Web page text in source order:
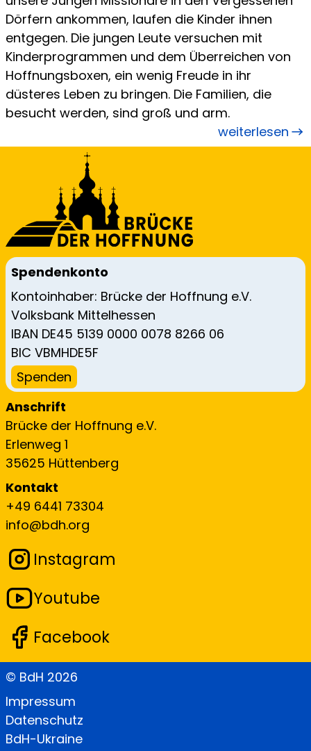
Dörfern ankommen, laufen die Kinder ihnen
entgegen. Die jungen Leute versuchen mit
Kinderprogrammen und dem Überreichen von
Hoffnungsboxen, ein wenig Freude in ihr
düsteres Leben zu bringen. Die Familien, die
besucht werden, sind groß und arm.
weiterlesen
Spendenkonto
Kontoinhaber: Brücke der Hoffnung e.V.
Volksbank Mittelhessen
IBAN DE45 5139 0000 0078 8266 06
BIC VBMHDE5F
Spenden
Anschrift
Brücke der Hoffnung e.V.
Erlenweg 1
35625 Hüttenberg
Kontakt
+49 6441 73304
info@bdh.org
Instagram
Youtube
Facebook
© BdH 2026
Impressum
Datenschutz
BdH-Ukraine